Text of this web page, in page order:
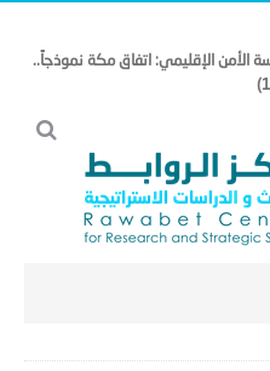
شباط 2026 إلى هندسة الأمن الإقليمي: اتفاق مكة نموذجاً..